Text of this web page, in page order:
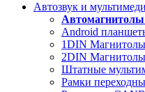
Автозвук и
Android
1DIN Магнитолы
2DIN Магнитолы
Штатные
Рамки